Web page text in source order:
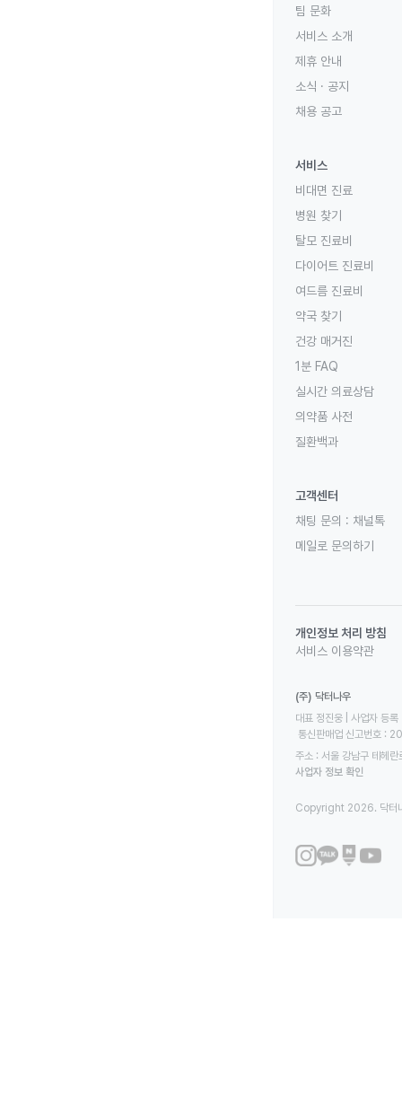
팀 문화
서비스 소개
제휴 안내
소식 · 공지
채용 공고
서비스
비대면 진료
병원 찾기
탈모 진료비
다이어트 진료비
여드름 진료비
약국 찾기
건강 매거진
1분 FAQ
실시간 의료상담
의약품 사전
질환백과
고객센터
채팅 문의 : 채널톡
메일로 문의하기
개인정보 처리 방침
서비스 이용약관
(주) 닥터나우
대표 정진웅 | 사업자
통신판매업 신고번호
주소 : 서울 강남구 테헤
사업자 정보 확인
Copyright 2026. 닥터